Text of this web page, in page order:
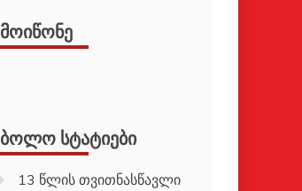
ᲛᲝᲘᲬᲝᲜᲔ
ᲑᲝᲚᲝ ᲡᲢᲐᲢᲘᲔᲑᲘ
13 წლის თვითნასწავლი